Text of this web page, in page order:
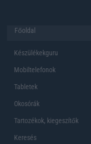
Főoldal
Készülékekguru
Mobiltelefonok
Tabletek
Okosórák
Tartozékok, kiegeszítők
Keresés